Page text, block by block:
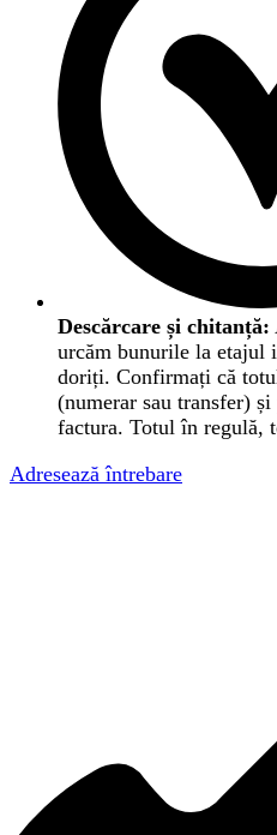
Descărcare și chitanță:
urcăm bunurile la etajul
doriți. Confirmați că
(numerar sau transfer)
factura. Totul în regulă,
Adresează întrebare